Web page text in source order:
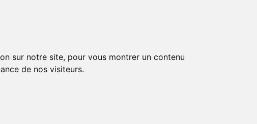
sur notre site, pour vous montrer un contenu
de nos visiteurs.